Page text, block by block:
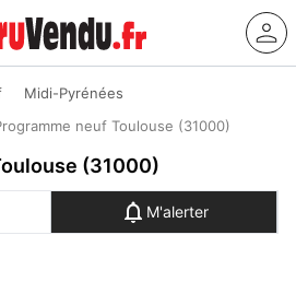
Midi-Pyrénées
neuf Toulouse (31000)
(31000)
M'alerter